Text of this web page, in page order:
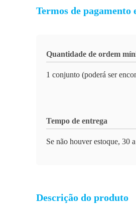
Termos de pagamento
Quantidade de ordem
1 conjunto (poderá ser
Tempo de entrega
Se não houver estoque, 30
Descrição do produto